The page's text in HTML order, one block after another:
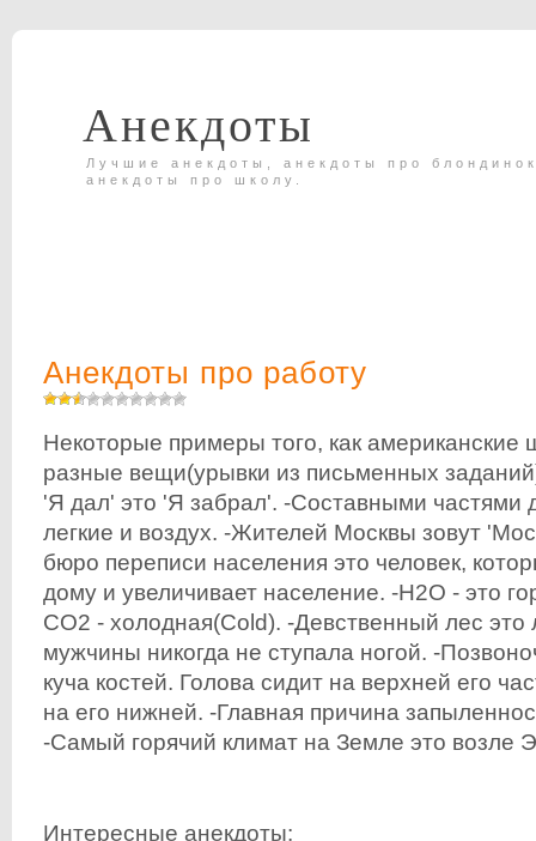
Анекдоты
Лучшие анекдоты, анекдоты про
анекдоты про школу.
Анекдоты про работу
Некоторые примеры того, как американские
разные вещи(урывки из письменных
'Я дал' это 'Я забрал'. -Составными частями
легкие и воздух. -Жителей Москвы зовут
бюро переписи населения это человек,
дому и увеличивает население. -H2O - это
CO2 - холодная(Cold). -Девственный лес это
мужчины никогда не ступала ногой. -
куча костей. Голова сидит на верхней его
на его нижней. -Главная причина
-Самый горячий климат на Земле это возле
Интересные анекдоты: